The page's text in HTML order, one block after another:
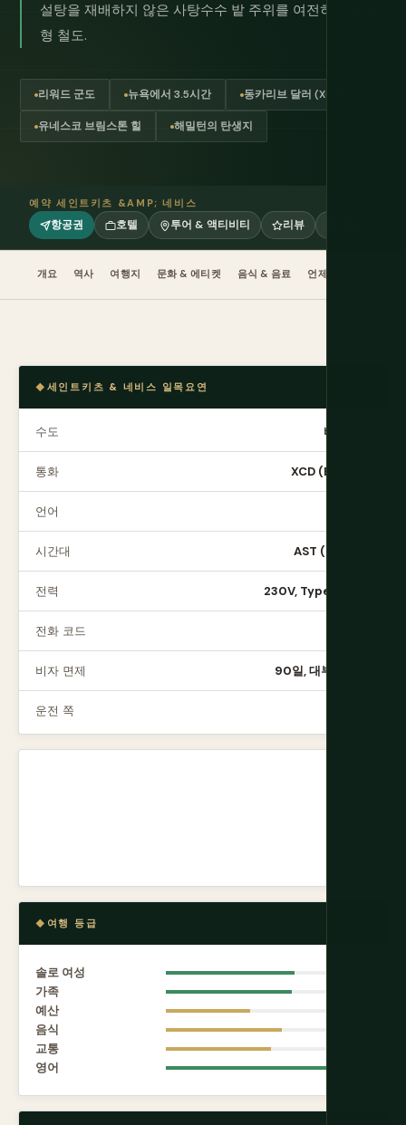
설탕을 재배하지 않은 사탕수수 밭 주위를 여전히 도는 원
형 철도.
리워드 군도 뉴욕에서 3.5시간 동카리브 달러 (XCD)
유네스코 브림스톤 힐 해밀턴의 탄생지
예약 세인트키츠 &AMP; 네비스
항공권 호텔 투어 & 액티비티 리뷰
개요 역사 여행지 문화 & 에티켓 음식 & 음료 언제 갈까
세인트키츠 & 네비스 일목요연
수도 바세테르
통화 XCD (EC 달러)
언어
시간대 AST (UTC-4)
전력 230V, Type A/B/G
전화 코드
비자 면제 90일, 대부분 여권
운전 쪽
여행 등급
솔로 여성
가족
예산
음식
교통
영어